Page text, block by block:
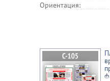
Ориентация: